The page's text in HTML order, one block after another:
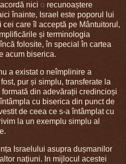
nici o recunoaștere
înainte, Israel este poporul lui
cei care îl acceptă pe Mântuitorul,
și terminologia
folosite, în special în cartea
acum biserica.
a existat o neîmplinire a
pur și simplu, transferate la
formată din adevărații credincioși
cu biserica din punct de
de ceea ce s-a întâmplat cu
la un exemplu simplu al
Israelului asupra dușmanilor
națiuni. In mijlocul acestei